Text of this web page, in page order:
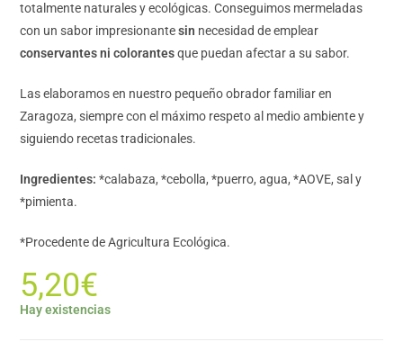
totalmente naturales y ecológicas. Conseguimos mermeladas
con un sabor impresionantesin necesidad de emplear
conservantes ni colorantesque puedan afectar a su sabor.
Las elaboramos en nuestro pequeño obrador familiar en
Zaragoza, siempre con el máximo respeto al medio ambiente y
siguiendo recetas tradicionales.
Ingredientes: *calabaza, *cebolla, *puerro, agua, *AOVE, sal y
*pimienta.
*Procedente de Agricultura Ecológica.
5,20€
Hay existencias